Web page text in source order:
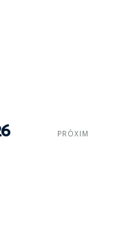
PRÒXIM